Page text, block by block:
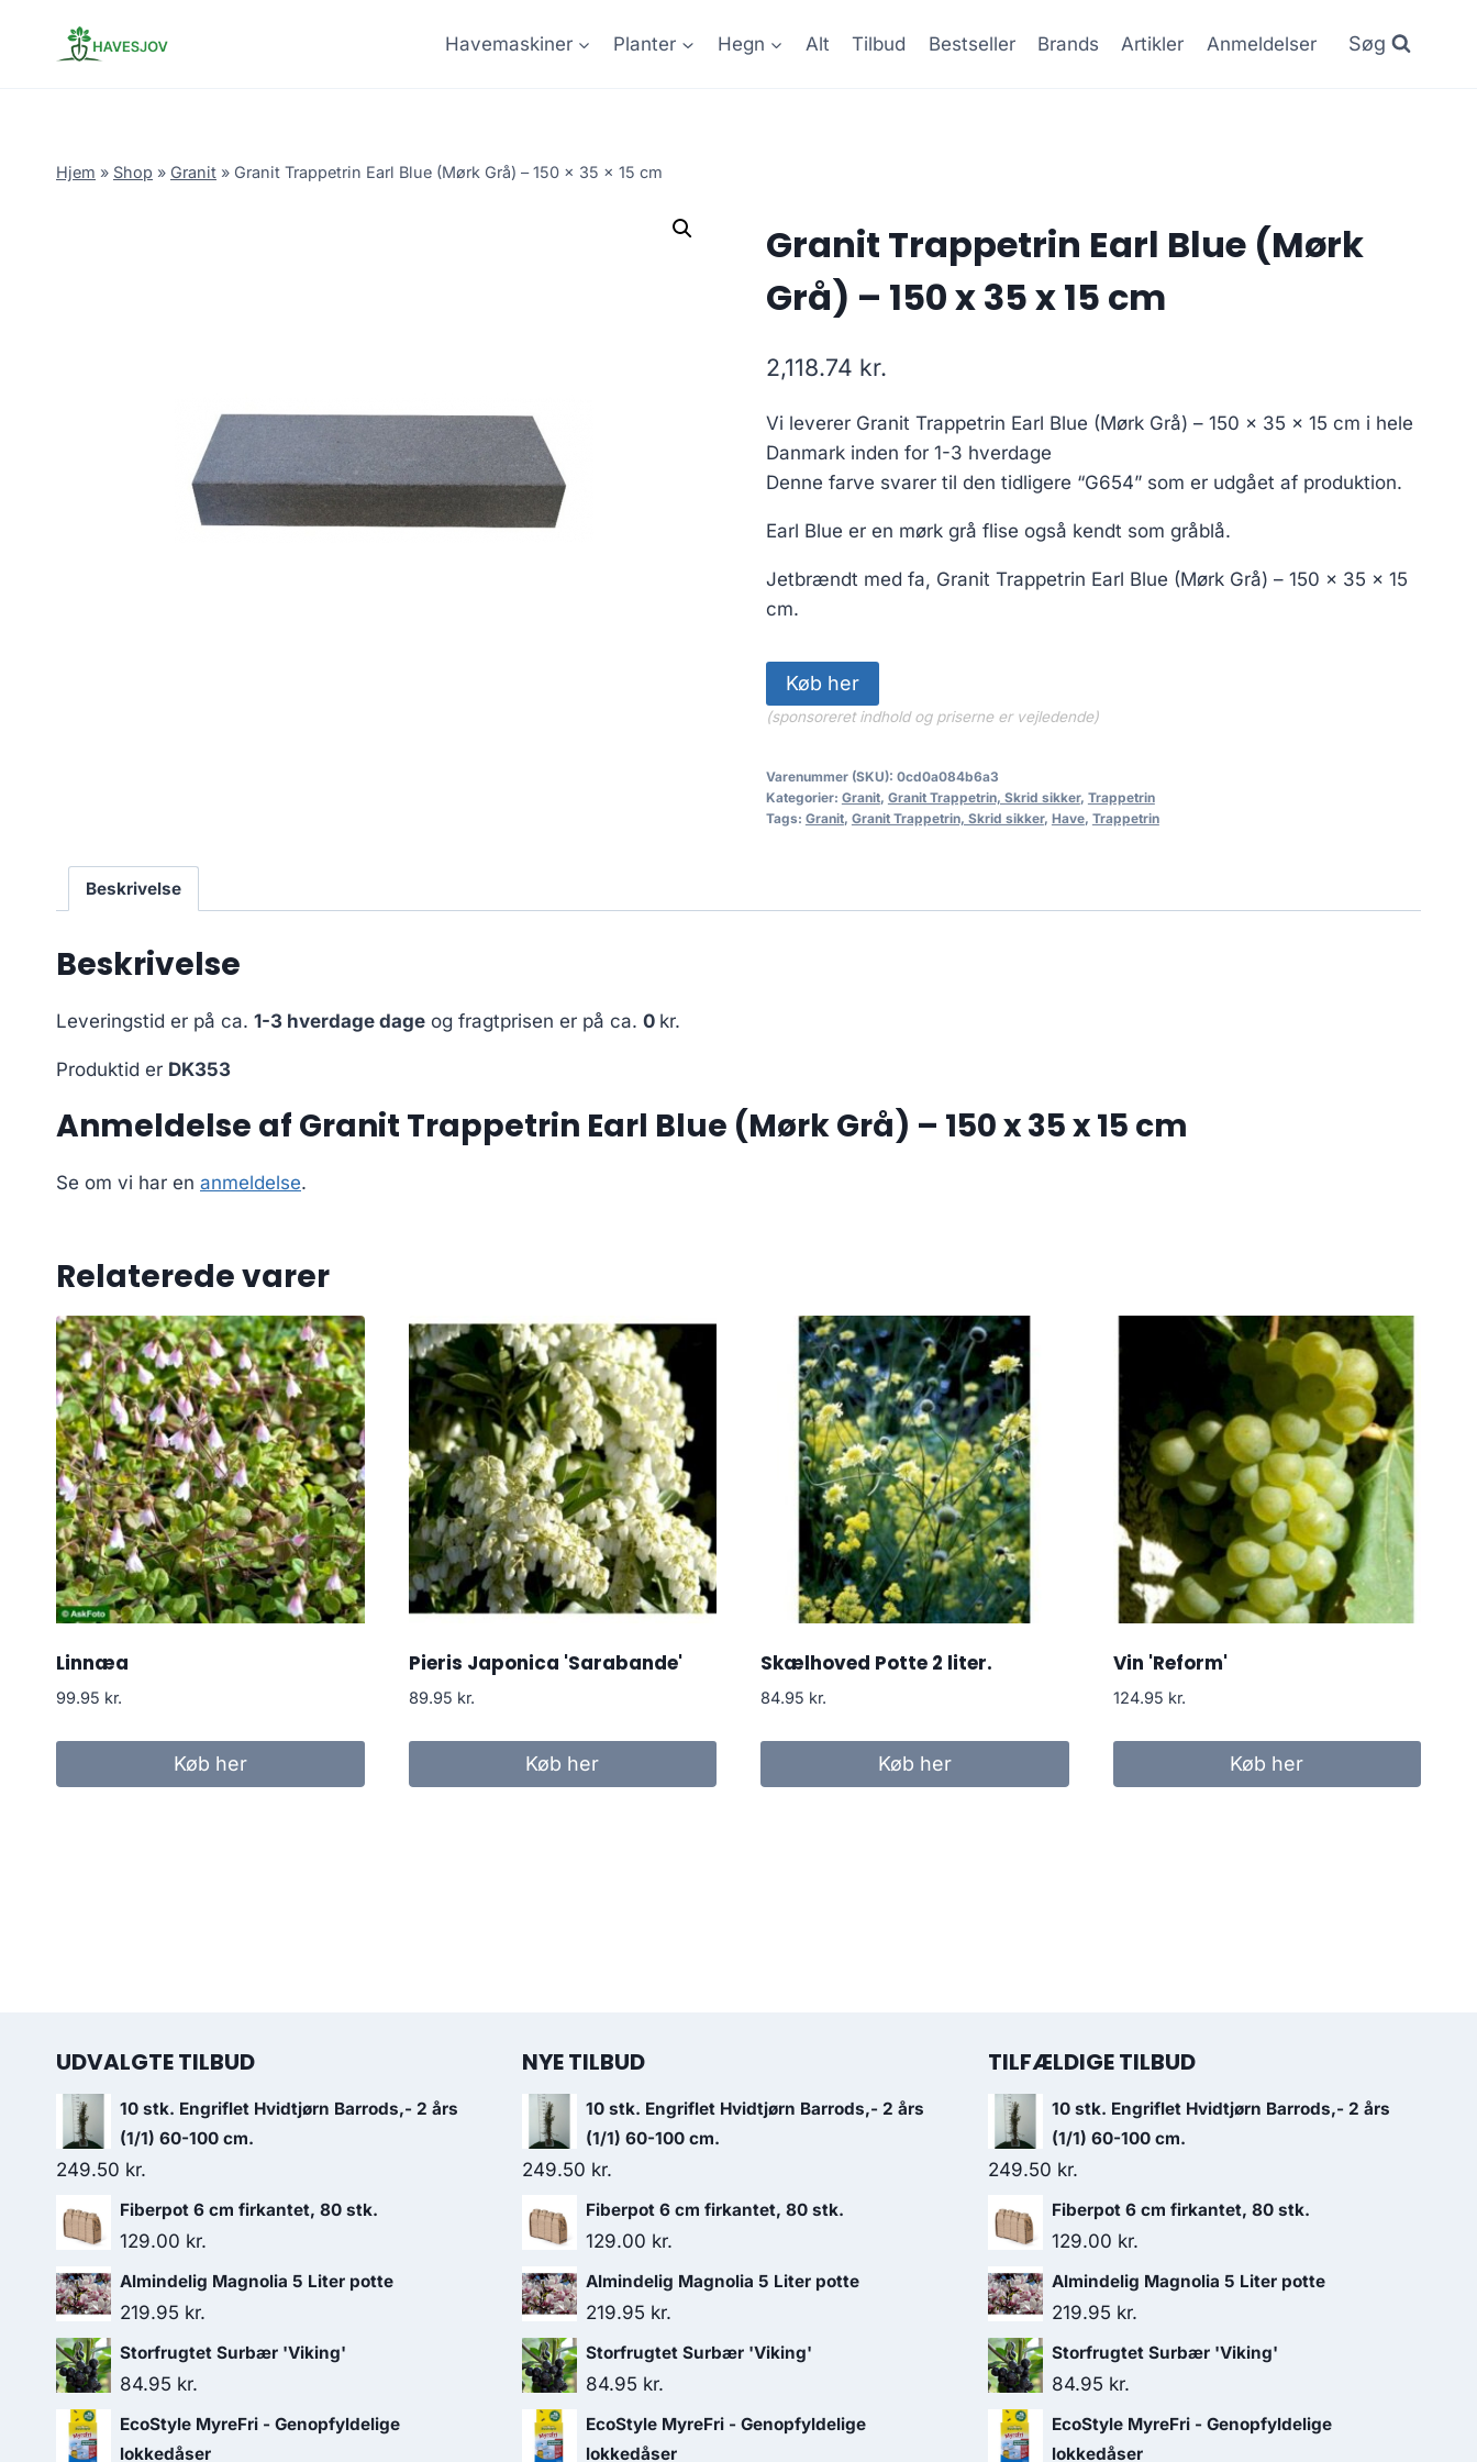
Havemaskiner Planter Hegn Alt Tilbud Bestseller Brands Artikler Anmeldelser Søg
Hjem » Shop » Granit » Granit Trappetrin Earl Blue (Mørk Grå) – 150 x 35 x 15 cm
Granit Trappetrin Earl Blue (Mørk
Grå) – 150 x 35 x 15 cm
2,118.74 kr.
Vi leverer Granit Trappetrin Earl Blue (Mørk Grå) – 150 x 35 x 15 cm i hele
Danmark inden for 1-3 hverdage
Denne farve svarer til den tidligere “G654” som er udgået af produktion.
Earl Blue er en mørk grå flise også kendt som gråblå.
Jetbrændt med fa, Granit Trappetrin Earl Blue (Mørk Grå) – 150 x 35 x 15
cm.
Køb her
(sponsoreret indhold og priserne er vejledende)
Varenummer (SKU): 0cd0a084b6a3
Kategorier: Granit, Granit Trappetrin, Skrid sikker, Trappetrin
Tags: Granit, Granit Trappetrin, Skrid sikker, Have, Trappetrin
Beskrivelse
Beskrivelse
Leveringstid er på ca. 1-3 hverdage dage og fragtprisen er på ca. 0 kr.
Produktid er DK353
Anmeldelse af Granit Trappetrin Earl Blue (Mørk Grå) – 150 x 35 x 15 cm
Se om vi har en anmeldelse.
Relaterede varer
Linnæa
99.95 kr.
Køb her
Pieris Japonica 'Sarabande'
89.95 kr.
Køb her
Skælhoved Potte 2 liter.
84.95 kr.
Køb her
Vin 'Reform'
124.95 kr.
Køb her
UDVALGTE TILBUD
10 stk. Engriflet Hvidtjørn Barrods,- 2 års
(1/1) 60-100 cm.
249.50 kr.
Fiberpot 6 cm firkantet, 80 stk.
129.00 kr.
Almindelig Magnolia 5 Liter potte
219.95 kr.
Storfrugtet Surbær 'Viking'
84.95 kr.
EcoStyle MyreFri - Genopfyldelige
lokkedåser
NYE TILBUD
10 stk. Engriflet Hvidtjørn Barrods,- 2 års
(1/1) 60-100 cm.
249.50 kr.
Fiberpot 6 cm firkantet, 80 stk.
129.00 kr.
Almindelig Magnolia 5 Liter potte
219.95 kr.
Storfrugtet Surbær 'Viking'
84.95 kr.
EcoStyle MyreFri - Genopfyldelige
lokkedåser
TILFÆLDIGE TILBUD
10 stk. Engriflet Hvidtjørn Barrods,- 2 års
(1/1) 60-100 cm.
249.50 kr.
Fiberpot 6 cm firkantet, 80 stk.
129.00 kr.
Almindelig Magnolia 5 Liter potte
219.95 kr.
Storfrugtet Surbær 'Viking'
84.95 kr.
EcoStyle MyreFri - Genopfyldelige
lokkedåser